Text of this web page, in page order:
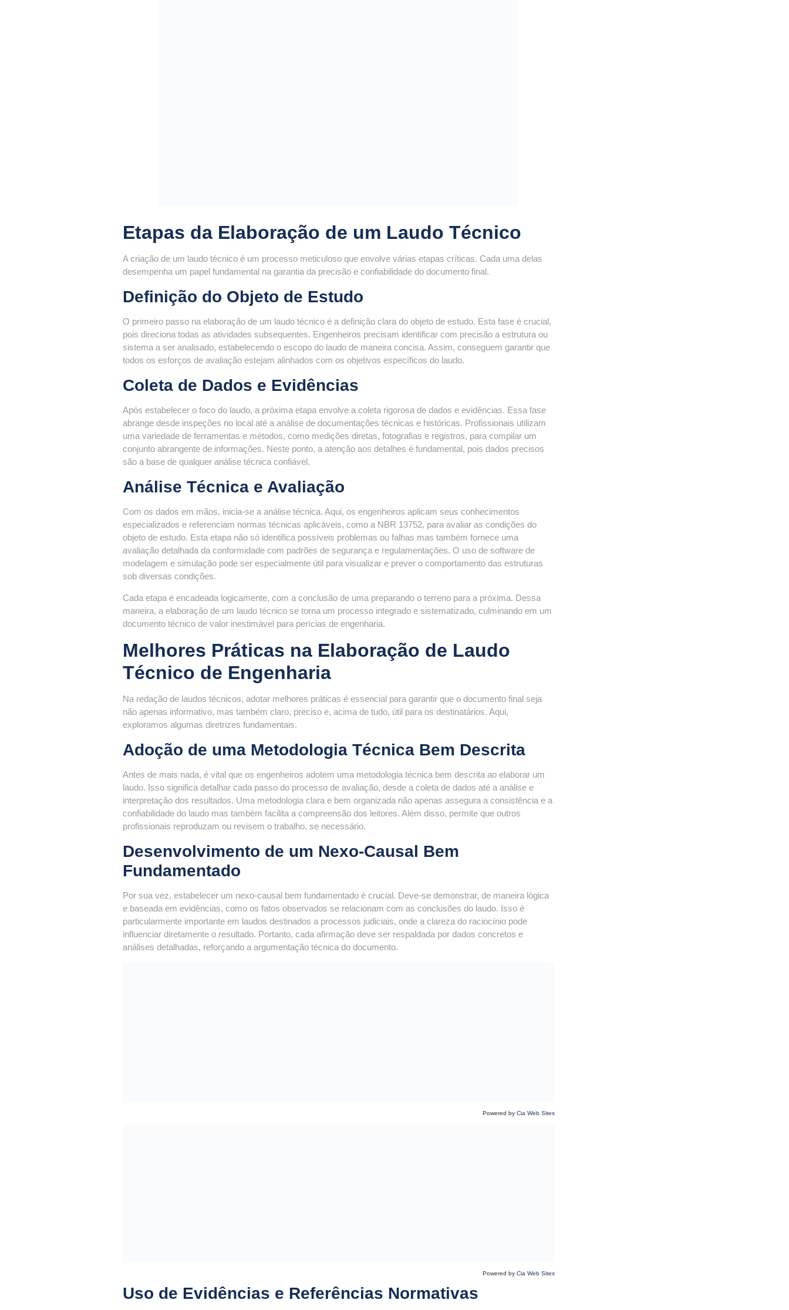
Etapas da Elaboração de um Laudo Técnico
A criação de um laudo técnico é um processo meticuloso que envolve várias etapas críticas. Cada uma delas
desempenha um papel fundamental na garantia da precisão e confiabilidade do documento final.
Definição do Objeto de Estudo
O primeiro passo na elaboração de um laudo técnico é a definição clara do objeto de estudo. Esta fase é crucial,
pois direciona todas as atividades subsequentes. Engenheiros precisam identificar com precisão a estrutura ou
sistema a ser analisado, estabelecendo o escopo do laudo de maneira concisa. Assim, conseguem garantir que
todos os esforços de avaliação estejam alinhados com os objetivos específicos do laudo.
Coleta de Dados e Evidências
Após estabelecer o foco do laudo, a próxima etapa envolve a coleta rigorosa de dados e evidências. Essa fase
abrange desde inspeções no local até a análise de documentações técnicas e históricas. Profissionais utilizam
uma variedade de ferramentas e métodos, como medições diretas, fotografias e registros, para compilar um
conjunto abrangente de informações. Neste ponto, a atenção aos detalhes é fundamental, pois dados precisos
são a base de qualquer análise técnica confiável.
Análise Técnica e Avaliação
Com os dados em mãos, inicia-se a análise técnica. Aqui, os engenheiros aplicam seus conhecimentos
especializados e referenciam normas técnicas aplicáveis, como a NBR 13752, para avaliar as condições do
objeto de estudo. Esta etapa não só identifica possíveis problemas ou falhas mas também fornece uma
avaliação detalhada da conformidade com padrões de segurança e regulamentações. O uso de software de
modelagem e simulação pode ser especialmente útil para visualizar e prever o comportamento das estruturas
sob diversas condições.
Cada etapa é encadeada logicamente, com a conclusão de uma preparando o terreno para a próxima. Dessa
maneira, a elaboração de um laudo técnico se torna um processo integrado e sistematizado, culminando em um
documento técnico de valor inestimável para perícias de engenharia.
Melhores Práticas na Elaboração de Laudo
Técnico de Engenharia
Na redação de laudos técnicos, adotar melhores práticas é essencial para garantir que o documento final seja
não apenas informativo, mas também claro, preciso e, acima de tudo, útil para os destinatários. Aqui,
exploramos algumas diretrizes fundamentais.
Adoção de uma Metodologia Técnica Bem Descrita
Antes de mais nada, é vital que os engenheiros adotem uma metodologia técnica bem descrita ao elaborar um
laudo. Isso significa detalhar cada passo do processo de avaliação, desde a coleta de dados até a análise e
interpretação dos resultados. Uma metodologia clara e bem organizada não apenas assegura a consistência e a
confiabilidade do laudo mas também facilita a compreensão dos leitores. Além disso, permite que outros
profissionais reproduzam ou revisem o trabalho, se necessário.
Desenvolvimento de um Nexo-Causal Bem
Fundamentado
Por sua vez, estabelecer um nexo-causal bem fundamentado é crucial. Deve-se demonstrar, de maneira lógica
e baseada em evidências, como os fatos observados se relacionam com as conclusões do laudo. Isso é
particularmente importante em laudos destinados a processos judiciais, onde a clareza do raciocínio pode
influenciar diretamente o resultado. Portanto, cada afirmação deve ser respaldada por dados concretos e
análises detalhadas, reforçando a argumentação técnica do documento.
Powered by Cia Web Sites
Powered by Cia Web Sites
Uso de Evidências e Referências Normativas